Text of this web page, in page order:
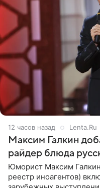
12 часов назад Lenta.Ru
Максим Галкин
райдер блюда
Юморист Максим
реестр иноагентов)